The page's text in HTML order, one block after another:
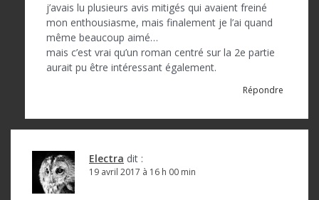
j’avais lu plusieurs avis mitigés qui avaient freiné
mon enthousiasme, mais finalement je l’ai quand
même beaucoup aimé…
mais c’est vrai qu’un roman centré sur la 2e partie
aurait pu être intéressant également.
Répondre
Electra dit :
19 avril 2017 à 16 h 00 min